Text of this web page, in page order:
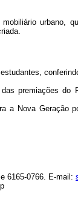
urbano,
premiações do
a Nova Geração
6165-0766. E-mail: